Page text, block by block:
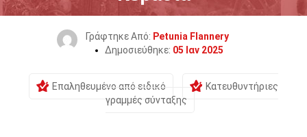
Γράφτηκε Από: Petunia Flannery
Δημοσιεύθηκε: 05 Ιαν 2025
Επαληθευμένο από ειδικό
Κατευθυντήριες
γραμμές σύνταξης